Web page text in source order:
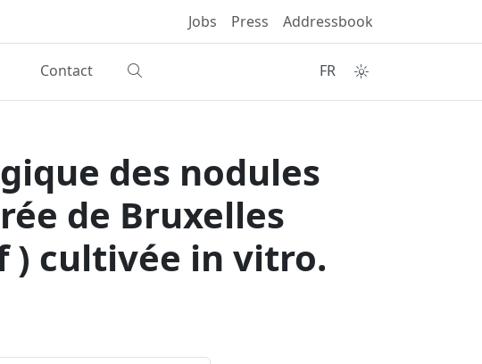
Jobs Press Addressbook
Contact FR
des nodules
de Bruxelles
) cultivée in vitro.